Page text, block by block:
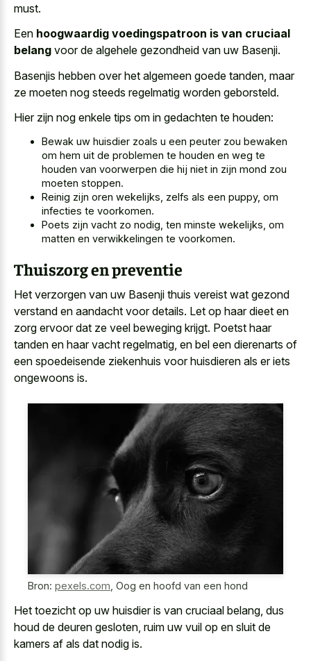
must.
Een hoogwaardig voedingspatroon is van cruciaal
belang voor de algehele gezondheid van uw Basenji.
Basenjis hebben over het algemeen goede tanden, maar
ze moeten nog steeds regelmatig worden geborsteld.
Hier zijn nog enkele tips om in gedachten te houden:
Bewak uw huisdier zoals u een peuter zou bewaken
om hem uit de problemen te houden en weg te
houden van voorwerpen die hij niet in zijn mond zou
moeten stoppen.
Reinig zijn oren wekelijks, zelfs als een puppy, om
infecties te voorkomen.
Poets zijn vacht zo nodig, ten minste wekelijks, om
matten en verwikkelingen te voorkomen.
Thuiszorg en preventie
Het verzorgen van uw Basenji thuis vereist wat gezond
verstand en aandacht voor details. Let op haar dieet en
zorg ervoor dat ze veel beweging krijgt. Poetst haar
tanden en haar vacht regelmatig, en bel een dierenarts of
een spoedeisende ziekenhuis voor huisdieren als er iets
ongewoons is.
Bron: pexels.com Oog en hoofd van een hond
Het toezicht op uw huisdier is van cruciaal belang, dus
houd de deuren gesloten, ruim uw vuil op en sluit de
kamers af als dat nodig is.